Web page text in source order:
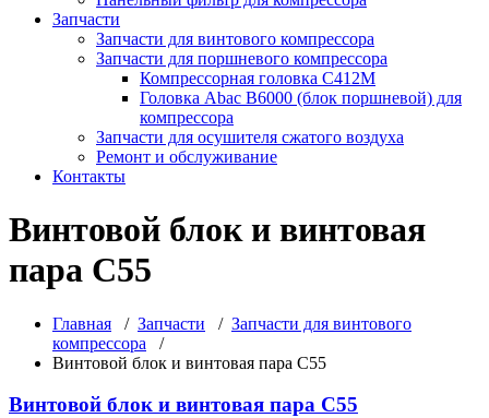
Запчасти
Запчасти для винтового компрессора
Запчасти для поршневого компрессора
Компрессорная головка С412М
Головка Abac B6000 (блок поршневой) для
компрессора
Запчасти для осушителя сжатого воздуха
Ремонт и обслуживание
Контакты
Винтовой блок и винтовая
пара C55
Главная / Запчасти / Запчасти для винтового
компрессора /
Винтовой блок и винтовая пара C55
Винтовой блок и винтовая пара C55